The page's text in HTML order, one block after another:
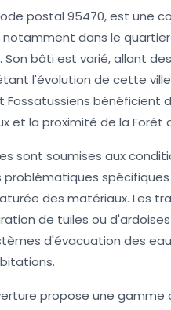
postal 95470, est une
dans le
bâti est varié, allant
l'évolution de cette ville
Fossatussiens bénéficient
et la proximité de la Forêt
sont soumises aux
des matériaux. Les
de tuiles ou
d'évacuation des
propose une